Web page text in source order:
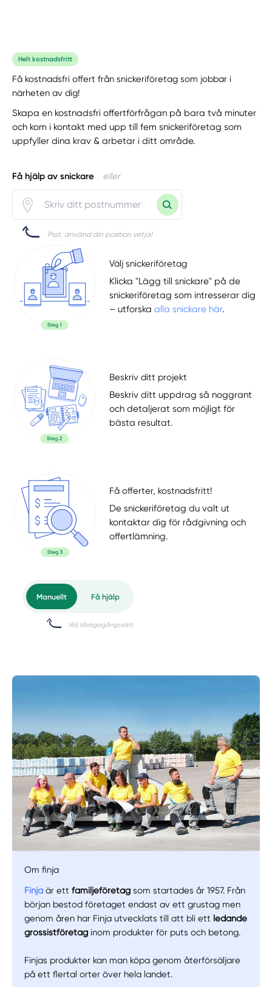
Helt kostnadsfritt
Få kostnadsfri offert från snickeriföretag som jobbar i
närheten av dig!
Skapa en kostnadsfri offertförfrågan på bara två minuter
och kom i kontakt med upp till fem snickeriföretag som
uppfyller dina krav & arbetar i ditt område.
Få hjälp av snickare eller
Psst, använd din position vetja!
Välj snickeriföretag
Klicka "Lägg till snickare" på de
snickeriföretag som intresserar dig
– utforskaalla snickare här.
Beskriv ditt projekt
Beskriv ditt uppdrag så noggrant
och detaljerat som möjligt för
bästa resultat.
Få offerter, kostnadsfritt!
De snickeriföretag du valt ut
kontaktar dig för rådgivning och
offertlämning.
Manuellt
Välj tillvägagångssätt
Om finja
Finja är ett familjeföretagsom startades år 1957. Från
början bestod företaget endast av ett grustag men
genom åren har Finja utvecklats till att bli ett ledande
grossistföretag inom produkter för puts och betong.
Finjas produkter kan man köpa genom återförsäljare
på ett flertal orter över hela landet.